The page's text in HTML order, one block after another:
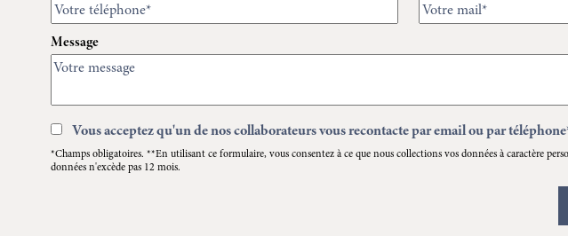
Message
Vous acceptez qu'un de nos collaborateurs vous recontacte par email ou par
*Champs obligatoires. **En utilisant ce formulaire, vous consentez à ce que nous collections vos données à caractère
données n'excède pas 12 mois.